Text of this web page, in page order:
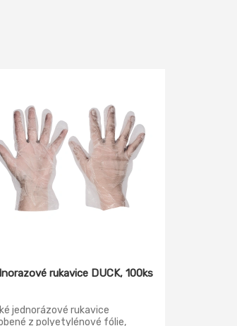
rukavice DUCK, 100ks
jednorázové rukavice
z polyetylénové fólie,